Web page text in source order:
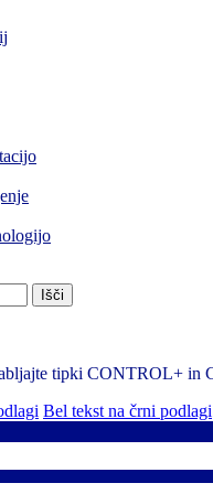
tipki CONTROL+ in
Bel tekst na črni podlagi